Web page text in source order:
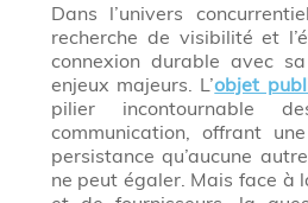
Dans l’univers
recherche de visibilité et
connexion durable avec
enjeux majeurs. L’objet
pilier incontournable
communication, offrant
persistance qu’aucune
ne peut égaler. Mais face à